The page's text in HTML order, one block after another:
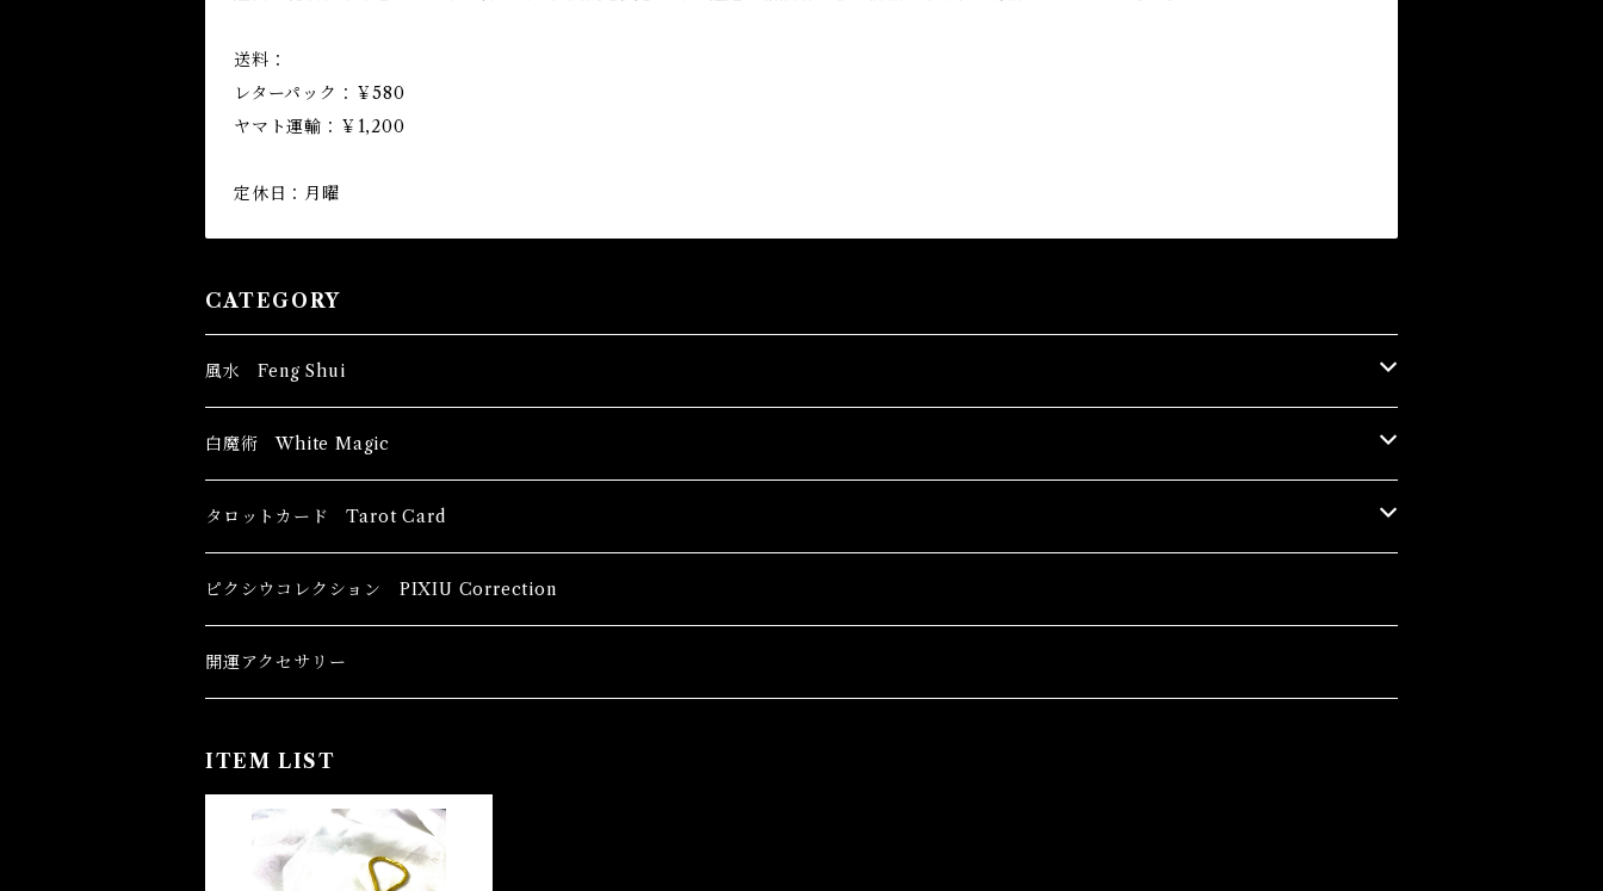
送料：
レターパック：￥580
ヤマト運輸：￥1,200
定休日：月曜
CATEGORY
風水 Feng Shui
ブッダ Buddha
恋愛運
健康運 Health
金運 Money
キーチェーン
金運 Money
干支風水置き物
白魔術 White Magic
香油 Oils
恋愛 Love
金運 Money
自己実現 Self-realization
キャンドル Candles
恋愛 Love
自己実現 Self-Realization
仕事 Job
線香 Stick Incense
仕事
恋愛 Love
パウダー Magical Powder
バス＆フロアウォッシュ Bath&Floor Wash
タロットカード Tarot Card
初心者向け For The Beginners
中級者向け
ピクシウコレクション PIXIU Correction
開運アクセサリー
ITEM LIST
SOLD OUT